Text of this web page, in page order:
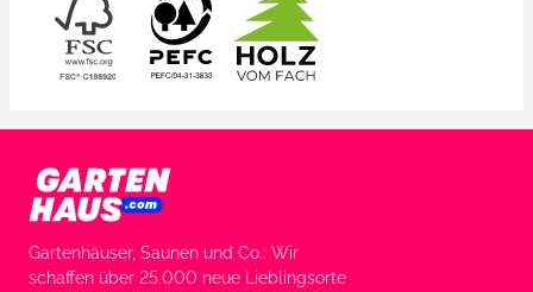
Gartenhäuser, Saunen und Co.: Wir
schaffen über 25.000 neue Lieblingsorte